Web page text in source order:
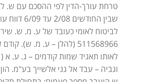
שבין החודשים
לביטוח לאומי כעובד של ע. מ. ש.
וגביה – עבד אל גני אלשייך בע"מ.